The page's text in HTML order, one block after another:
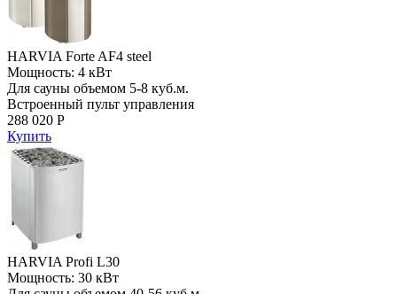
HARVIA Forte AF4 steel
Мощность: 4 кВт
Для сауны объемом 5-8 куб.м.
Встроенный пульт управления
288 020 Р
Купить
HARVIA Profi L30
Мощность: 30 кВт